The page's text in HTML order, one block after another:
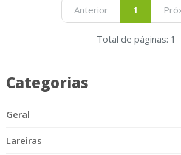
Anterior 1
Total de páginas: 1
Categorias
Geral
Lareiras